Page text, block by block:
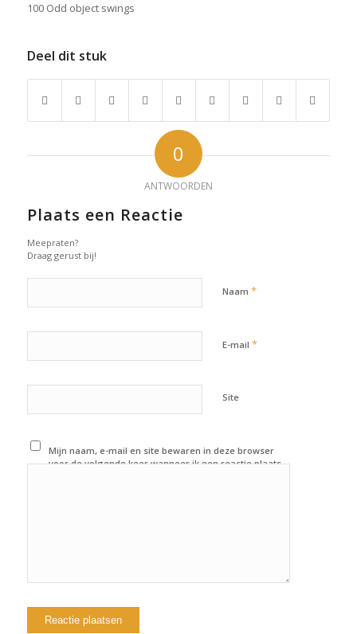
100 Odd object swings
Deel dit stuk
0
ANTWOORDEN
Plaats een Reactie
Meepraten?
Draag gerust bij!
Naam *
E-mail *
Site
Mijn naam, e-mail en site bewaren in deze browser
voor de volgende keer wanneer ik een reactie plaats.